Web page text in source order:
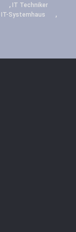
, IT Techniker
IT-Systemhaus ,